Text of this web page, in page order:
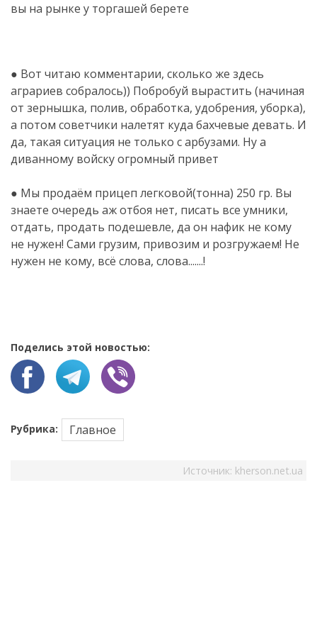
вы на рынке у торгашей берете
● Вот читаю комментарии, сколько же здесь
аграриев собралось)) Побробуй вырастить (начиная
от зернышка, полив, обработка, удобрения, уборка),
а потом советчики налетят куда бахчевые девать. И
да, такая ситуация не только с арбузами. Ну а
диванному войску огромный привет
● Мы продаём прицеп легковой(тонна) 250 гр. Вы
знаете очередь аж отбоя нет, писать все умники,
отдать, продать подешевле, да он нафик не кому
не нужен! Сами грузим, привозим и розгружаем! Не
нужен не кому, всё слова, слова.......!
Поделись этой новостью:
Рубрика: Главное
Источник: kherson.net.ua